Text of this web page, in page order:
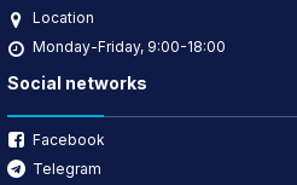
Location
Monday-Friday, 9:00-18:00
Social networks
Facebook
Telegram